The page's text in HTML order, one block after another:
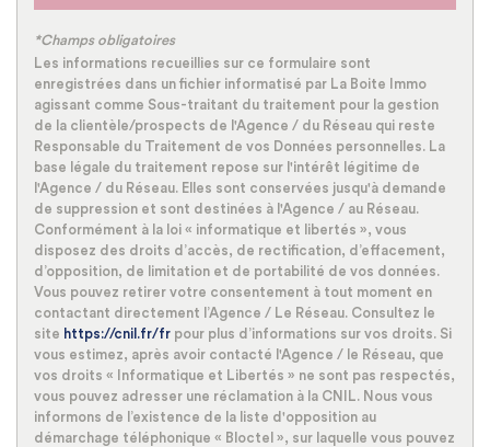
Taxe foncière
Habitants de moins de 25 ans 35,37 %
Habitants de 25 à 55 ans 42,15 %
Habitants de plus de 55 ans 22,48 %
Nombre d'enfants par famille 1,22
Familles sans enfant 37,43 %
Familles avec 1 ou 2 enfants 33,16 %
Maisons 33,58 %
Appartements 66,42 %
Familles avec 3 enfants 9,97 %
*Champs obligatoires
Les informations recueillies sur ce formulaire sont
enregistrées dans un fichier informatisé par La Boite Immo
agissant comme Sous-traitant du traitement pour la gestion
de la clientèle/prospects de l'Agence / du Réseau qui reste
Responsable du Traitement de vos Données personnelles. La
base légale du traitement repose sur l'intérêt légitime de
l'Agence / du Réseau. Elles sont conservées jusqu'à demande
de suppression et sont destinées à l'Agence / au Réseau.
Conformément à la loi « informatique et libertés », vous
disposez des droits d’accès, de rectification, d’effacement,
d’opposition, de limitation et de portabilité de vos données.
Vous pouvez retirer votre consentement à tout moment en
contactant directement l’Agence / Le Réseau. Consultez le
site https://cnil.fr/fr pour plus d’informations sur vos droits. Si
vous estimez, après avoir contacté l'Agence / le Réseau, que
vos droits « Informatique et Libertés » ne sont pas respectés,
vous pouvez adresser une réclamation à la CNIL. Nous vous
informons de l’existence de la liste d'opposition au
démarchage téléphonique « Bloctel », sur laquelle vous pouvez